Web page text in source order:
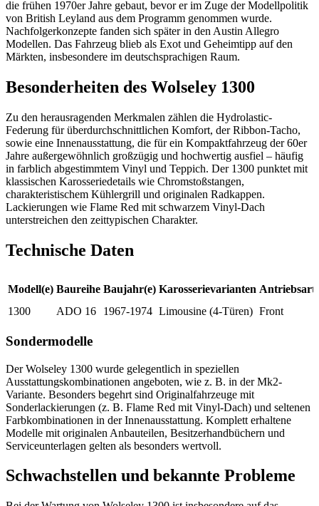
die frühen 1970er Jahre gebaut, bevor er im Zuge der Modellpolitik
von British Leyland aus dem Programm genommen wurde.
Nachfolgerkonzepte fanden sich später in den Austin Allegro
Modellen. Das Fahrzeug blieb als Exot und Geheimtipp auf den
Märkten, insbesondere im deutschsprachigen Raum.
Besonderheiten des Wolseley 1300
Zu den herausragenden Merkmalen zählen die Hydrolastic-
Federung für überdurchschnittlichen Komfort, der Ribbon-Tacho,
sowie eine Innenausstattung, die für ein Kompaktfahrzeug der 60er
Jahre außergewöhnlich großzügig und hochwertig ausfiel – häufig
in farblich abgestimmtem Vinyl und Teppich. Der 1300 punktet mit
klassischen Karosseriedetails wie Chromstoßstangen,
charakteristischem Kühlergrill und originalen Radkappen.
Lackierungen wie Flame Red mit schwarzem Vinyl-Dach
unterstreichen den zeittypischen Charakter.
Technische Daten
Modell(e) Baureihe Baujahr(e) Karosserievarianten Antriebsart
1300 ADO 16 1967-1974 Limousine (4-Türen) Front
Sondermodelle
Der Wolseley 1300 wurde gelegentlich in speziellen
Ausstattungskombinationen angeboten, wie z. B. in der Mk2-
Variante. Besonders begehrt sind Originalfahrzeuge mit
Sonderlackierungen (z. B. Flame Red mit Vinyl-Dach) und seltenen
Farbkombinationen in der Innenausstattung. Komplett erhaltene
Modelle mit originalen Anbauteilen, Besitzerhandbüchern und
Serviceunterlagen gelten als besonders wertvoll.
Schwachstellen und bekannte Probleme